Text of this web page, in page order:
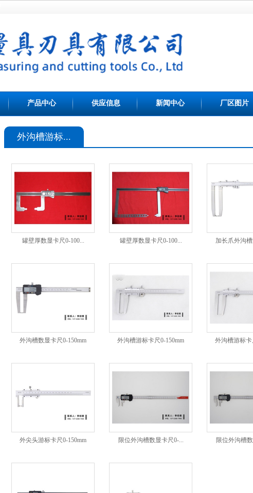
产品中心 供应信息 新闻中心 厂区图片
外沟槽游标...
罐壁厚数显卡尺0-100... 罐壁厚数显卡尺0-100... 加长爪外沟
外沟槽数显卡尺0-150mm 外沟槽游标卡尺0-150mm 外沟槽游标卡
外尖头游标卡尺0-150mm 限位外沟槽数显卡尺0-... 限位外沟槽